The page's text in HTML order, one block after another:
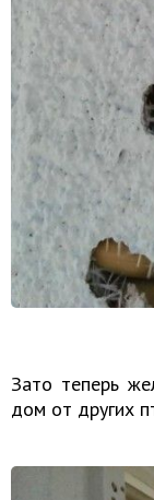
Зато теперь
дом от других